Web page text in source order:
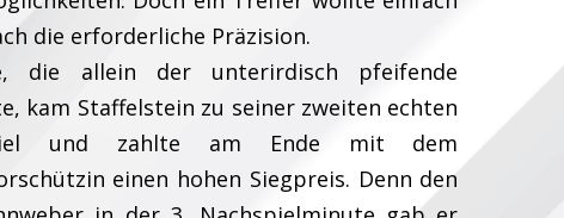
die erforderliche Präzision.
die allein der unterirdisch pfeifende
kam Staffelstein zu seiner zweiten echten
und zahlte am Ende mit dem
einen hohen Siegpreis. Denn den